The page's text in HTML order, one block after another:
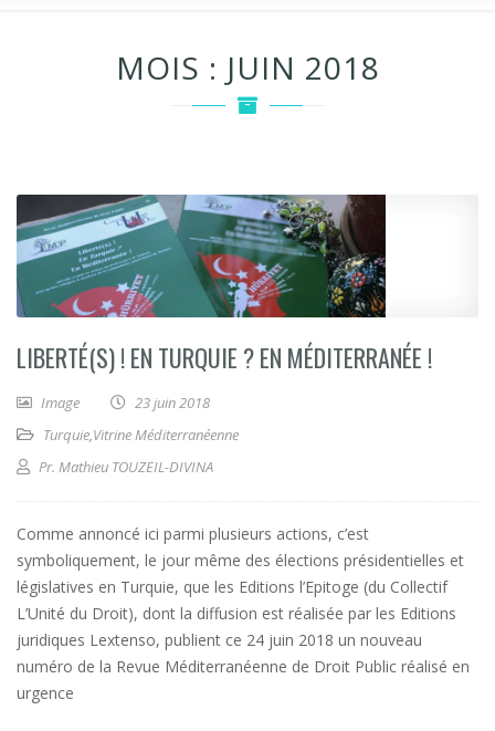
MOIS : JUIN 2018
LIBERTÉ(S) ! EN TURQUIE ? EN MÉDITERRANÉE !
Image
23 juin 2018
Turquie,Vitrine Méditerranéenne
Pr. Mathieu TOUZEIL-DIVINA
Comme annoncé ici parmi plusieurs actions, c’est
symboliquement, le jour même des élections présidentielles et
législatives en Turquie, que les Editions l’Epitoge (du Collectif
L’Unité du Droit), dont la diffusion est réalisée par les Editions
juridiques Lextenso, publient ce 24 juin 2018 un nouveau
numéro de la Revue Méditerranéenne de Droit Public réalisé en
urgence